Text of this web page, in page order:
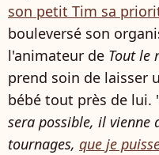
son petit Tim sa
bouleversé son
l'animateur de Tout le
prend soin de laisser
bébé tout près de lui.
sera possible, il vienne
tournages, que je